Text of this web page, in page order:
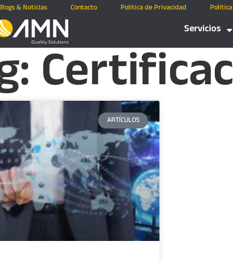
& Noticias Contacto Politica de Privacidad
Servicios
ARTÍCULOS